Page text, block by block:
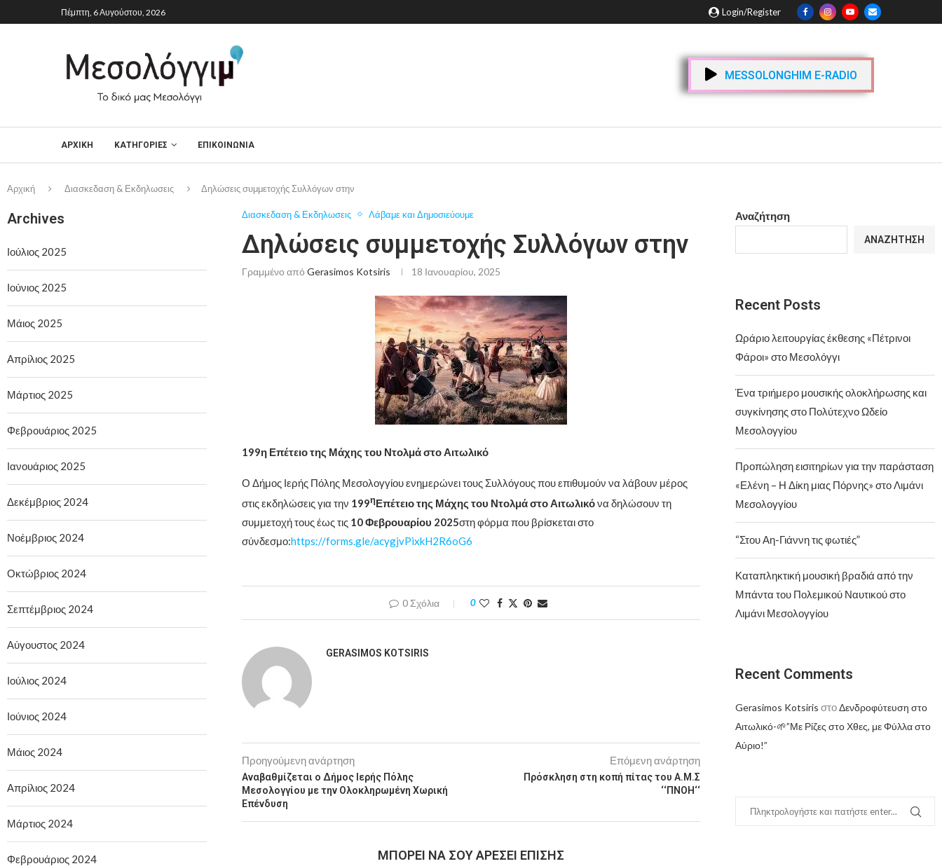
Πέμπτη, 6 Αυγούστου, 2026 Login/Register
MESSOLONGHIM E-RADIO
ΑΡΧΙΚΉ ΚΑΤΗΓΟΡΙΕΣ ΕΠΙΚΟΙΝΩΝΙΑ
Αρχική Διασκεδαση & Εκδηλωσεις Δηλώσεις συμμετοχής Συλλόγων στην
Διασκεδαση & Εκδηλωσεις Λάβαμε και Δημοσιεύουμε
Δηλώσεις συμμετοχής Συλλόγων στην
Γραμμένο από Gerasimos Kotsiris 18 Ιανουαρίου, 2025
199η Επέτειο της Μάχης του Ντολμά στο Αιτωλικό
Ο Δήμος Ιερής Πόλης Μεσολογγίου ενημερώνει τους Συλλόγους που επιθυμούν να λάβουν μέρος
στις εκδηλώσεις για την 199ηΕπέτειο της Μάχης του Ντολμά στο Αιτωλικόνα δηλώσουν τη
συμμετοχή τους έως τις 10 Φεβρουαρίου 2025στη φόρμα που βρίσκεται στο
σύνδεσμο:https://forms.gle/acygjvPixkH2R6oG6
0 Σχόλια 0
GERASIMOS KOTSIRIS
Προηγούμενη ανάρτηση
Αναβαθμίζεται ο Δήμος Ιερής Πόλης
Μεσολογγίου με την Ολοκληρωμένη Χωρική
Επένδυση
Επόμενη ανάρτηση
Πρόσκληση στη κοπή πίτας του Α.Μ.Σ
‘‘ΠΝΟΗ‘‘
MΠΟΡΕΊ ΝΑ ΣΟΥ ΑΡΈΣΕΙ ΕΠΊΣΗΣ
Αναζήτηση
ΑΝΑΖΉΤΗΣΗ
Recent Posts
Ωράριο λειτουργίας έκθεσης «Πέτρινοι
Φάροι» στο Μεσολόγγι
Ένα τριήμερο μουσικής ολοκλήρωσης και
συγκίνησης στο Πολύτεχνο Ωδείο
Μεσολογγίου
Προπώληση εισιτηρίων για την παράσταση
«Ελένη – Η Δίκη μιας Πόρνης» στο Λιμάνι
Μεσολογγίου
“Στου Αη-Γιάννη τις φωτιές”
Καταπληκτική μουσική βραδιά από την
Μπάντα του Πολεμικού Ναυτικού στο
Λιμάνι Μεσολογγίου
Recent Comments
Gerasimos Kotsiris στοΔενδροφύτευση στο
Αιτωλικό-🌱”Με Ρίζες στο Χθες, με Φύλλα στο
Αύριο!”
Archives
Ιούλιος 2025
Ιούνιος 2025
Μάιος 2025
Απρίλιος 2025
Μάρτιος 2025
Φεβρουάριος 2025
Ιανουάριος 2025
Δεκέμβριος 2024
Νοέμβριος 2024
Οκτώβριος 2024
Σεπτέμβριος 2024
Αύγουστος 2024
Ιούλιος 2024
Ιούνιος 2024
Μάιος 2024
Απρίλιος 2024
Μάρτιος 2024
Φεβρουάριος 2024